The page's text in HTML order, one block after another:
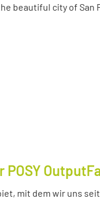
beautiful city of San
POSY
mit dem wir uns